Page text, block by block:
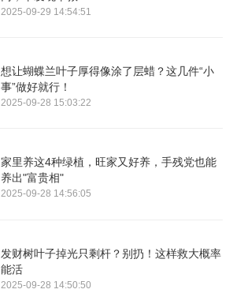
2025-09-29 14:54:51
想让蝴蝶兰叶子厚得像涂了层蜡？这几件“小
事”做好就行！
2025-09-28 15:03:22
家里养这4种绿植，旺家又好养，手残党也能
养出"富贵相"
2025-09-28 14:56:05
发财树叶子掉光只剩杆？别扔！这样救大概率
能活
2025-09-28 14:50:50